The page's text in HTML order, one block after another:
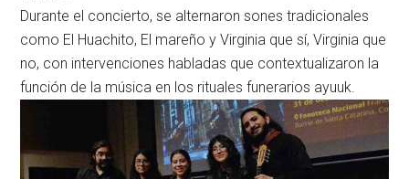
Durante el concierto, se alternaron sones tradicionales
como El Huachito, El mareño y Virginia que sí, Virginia que
no, con intervenciones habladas que contextualizaron la
función de la música en los rituales funerarios ayuuk.